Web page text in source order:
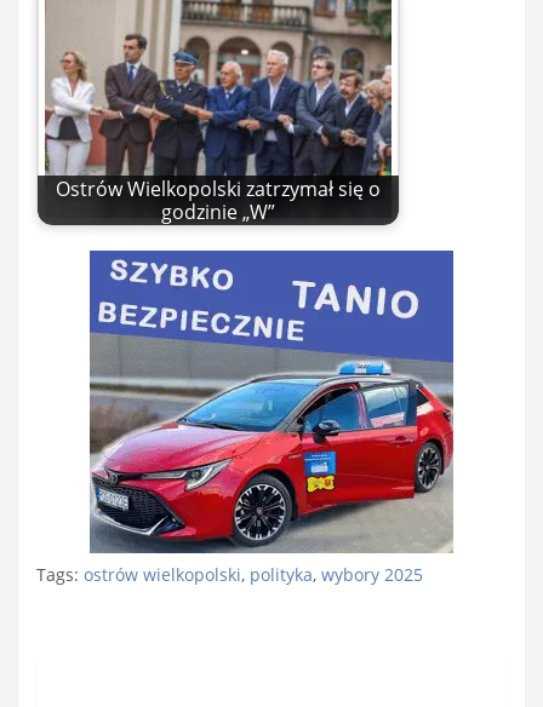
Ostrów Wielkopolski zatrzymał się o
godzinie „W”
Tags: ostrów wielkopolski, polityka, wybory 2025